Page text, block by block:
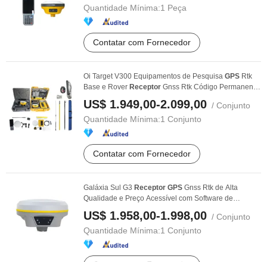
Quantidade Mínima:1 Peça
Contatar com Fornecedor
Oi Target V300 Equipamentos de Pesquisa GPS Rtk
Base e Rover Receptor Gnss Rtk Código Permanente
Sem ...
US$ 1.949,00-2.099,00 / Conjunto
Quantidade Mínima:1 Conjunto
Contatar com Fornecedor
Galáxia Sul G3 Receptor GPS Gnss Rtk de Alta
Qualidade e Preço Acessível com Software de
Firmware ...
US$ 1.958,00-1.998,00 / Conjunto
Quantidade Mínima:1 Conjunto